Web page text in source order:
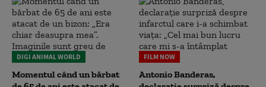
DIGI ANIMAL WORLD
Momentul când un bărbat
FILM NOW
Antonio Banderas,